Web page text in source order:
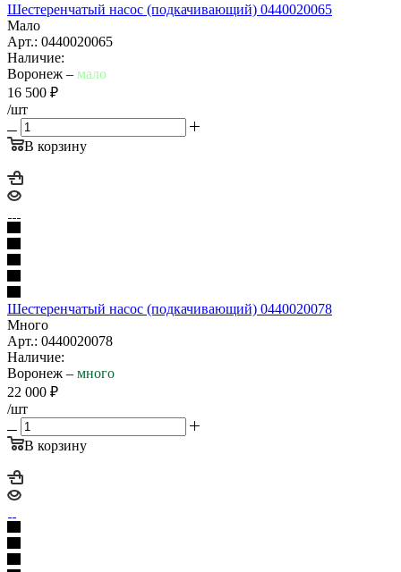
Шестеренчатый насос (подкачивающий) 0440020065
Мало
Арт.: 0440020065
Наличие:
Воронеж – мало
16 500 ₽
/шт
В корзину
Шестеренчатый насос (подкачивающий) 0440020078
Много
Арт.: 0440020078
Наличие:
Воронеж – много
22 000 ₽
/шт
В корзину